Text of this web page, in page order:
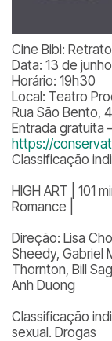
Cine Bibi:
Data: 13 de
Horário: 19h30
Local: Teatro
Rua São Bento,
Entrada gratuita
https://
Classificação
HIGH ART | 101
Romance |
Direção: Lisa
Sheedy, Gabriel
Thornton, Bill
Anh Duong
Classificação
sexual. Drogas